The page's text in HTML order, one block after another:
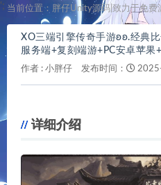
'; 当前位置： 胖仔Unity源码|致力于免
XO三端引擎传奇手游ʚʚ.经典
服务端+复刻端游+PC安卓苹果
作者 : 小胖仔 发布时间：
详细介绍